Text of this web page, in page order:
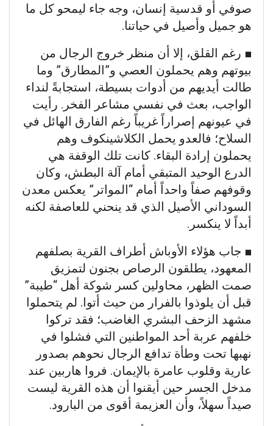
صوفي أو قدسية إنسان، وجه جاء ليمحو كل ما
هو جميل وأصيل في حياتنا.
​■ رغم القلق، إلا أن منظر خروج الرجال من
بيوتهم وهم يحملون العصي و”المطارق” وما
طالت أيديهم من أدوات بسيطة، استجابةً لنداء
الواجب، بعث في نفسي مشاعر الفخر. رأيت
في عيونهم إصراراً غريباً رغم الفارق الهائل في
السلاح؛ فالعدو يحمل الكلاشينكوف وهم
يحملون إرادة البقاء. كانت تلك الوقفة هي
الدرع الوحيد المتبقي أمام آلة البطش، وكان
وقوفهم صفاً واحداً أمام “المواتر” يعكس معدن
السوداني الأصيل الذي قد ينحني للعاصفة لكنه
أبداً لا ينكسر.
​■ جاب هؤلاء الأوباش أطراف القرية بصلفهم
المعهود، يطلقون الرصاص بجنون لتمزيق
صمت الظهر، محاولين كسر شوكة أهل “طيبة”
قبل أن يلوذوا بالفرار من حيث أتوا. لم يتحملوا
مشهد الزحف البشري الغاضب؛ فقد تركوا
خلفهم عربة أحد المواطنين التي فشلوا في
نهبها تحت وطأة تدافع الرجال نحوهم بصدور
عارية وقلوب عامرة بالإيمان. فروا هاربين عند
مدخل الجسر حين أيقنوا أن هذه القرية ليست
صيداً سهلاً، وأن العزيمة أقوى من البارود.